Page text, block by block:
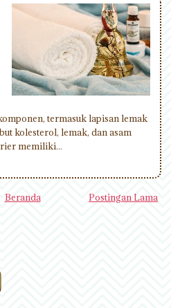
termasuk lapisan lemak
kolesterol, lemak, dan asam
memiliki...
Postingan Lama
Beranda